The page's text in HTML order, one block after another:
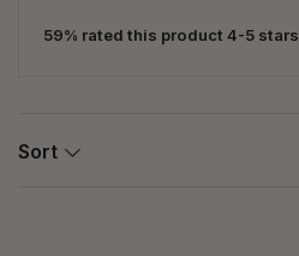
59% rated this product 4-5 stars
Sort